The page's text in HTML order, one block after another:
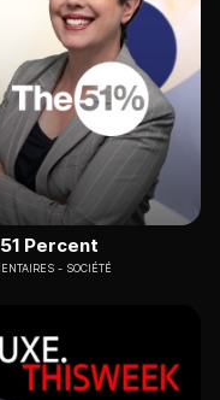
Percent
SOCIÉTÉ